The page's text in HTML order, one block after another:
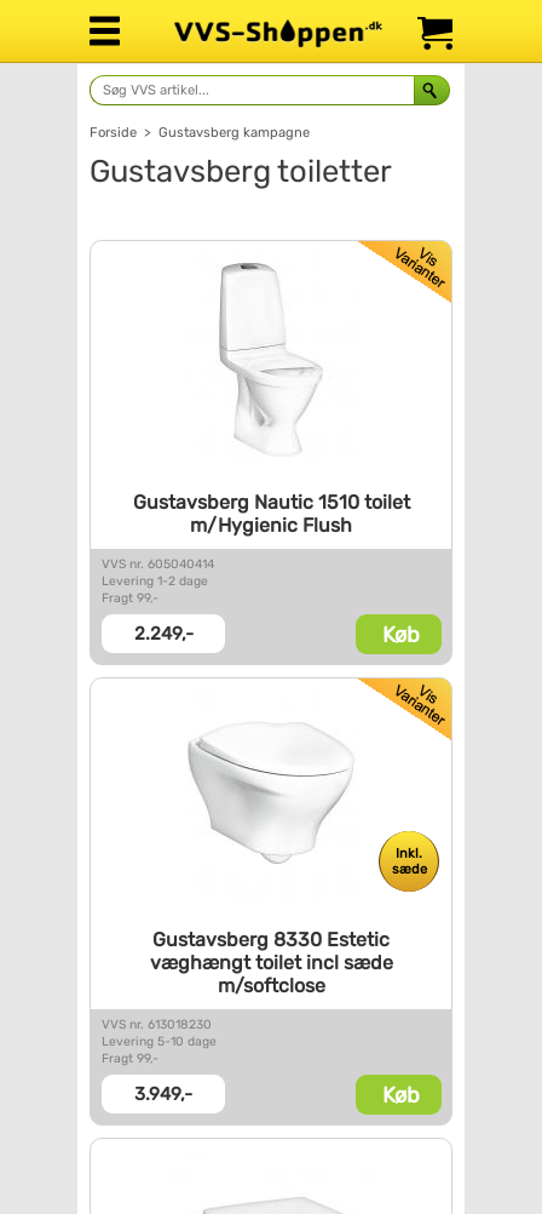
Forside > Gustavsberg kampagne
Gustavsberg toiletter
Gustavsberg Nautic 1510 toilet
m/Hygienic Flush
VVS nr. 605040414
Levering 1-2 dage
Fragt 99,-
2.249,- Køb
Inkl.
sæde
Gustavsberg 8330 Estetic
væghængt toilet incl sæde
m/softclose
VVS nr. 613018230
Levering 5-10 dage
Fragt 99,-
3.949,- Køb